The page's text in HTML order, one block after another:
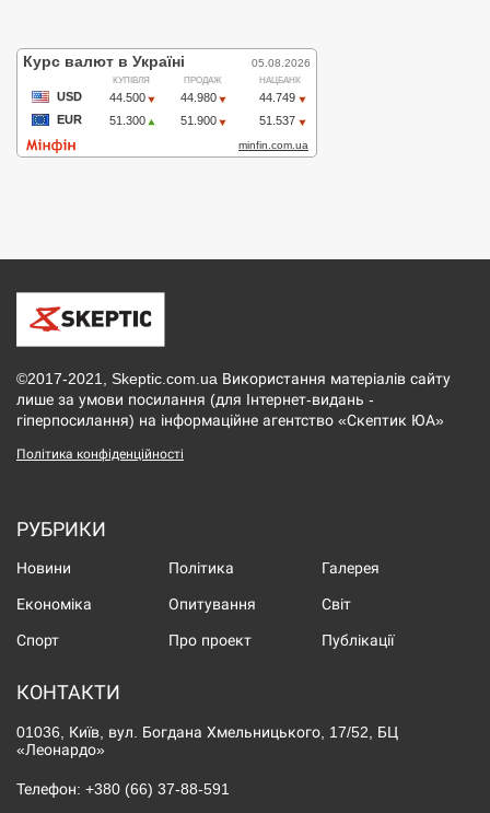
©2017-2021, Skeptic.com.ua Використання матеріалів сайту
лише за умови посилання (для Інтернет-видань -
гіперпосилання) на інформаційне агентство «Скептик ЮА»
Політика конфіденційності
РУБРИКИ
Новини Політика Галерея
Економіка Опитування Світ
Спорт Про проект Публікації
КОНТАКТИ
01036, Київ, вул. Богдана Хмельницького, 17/52, БЦ
«Леонардо»
Телефон: +380 (66) 37-88-591